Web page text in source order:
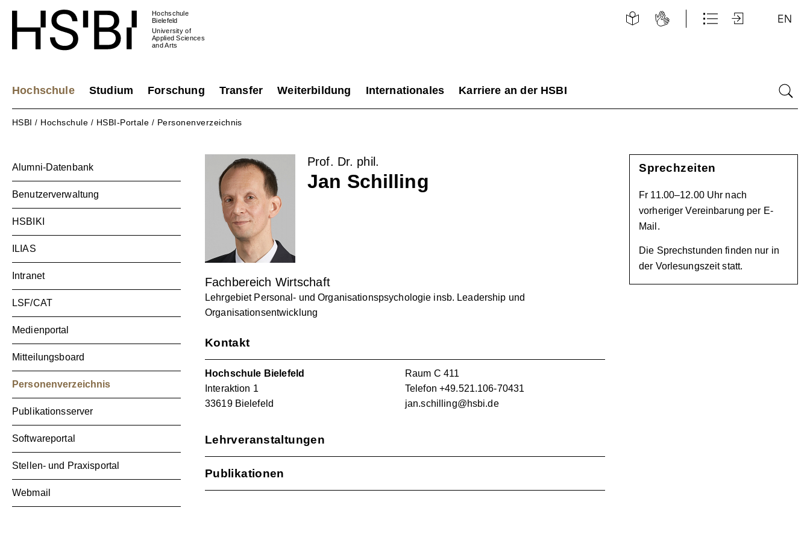
Hochschule
Bielefeld
University of
Applied Sciences
and Arts
Suche
Hochschule Studium Forschung Transfer Weiterbildung Internationales Karriere an der HSBI
HSBI / Hochschule / HSBI-Portale / Personenverzeichnis
Prof. Dr. phil.
Jan Schilling
Fachbereich Wirtschaft
Lehrgebiet Personal- und Organisationspsychologie insb. Leadership und
Organisationsentwicklung
Kontakt
Hochschule Bielefeld
Interaktion 1
33619 Bielefeld
Raum C 411
Telefon +49.521.106-70431
jan.schilling@hsbi.de
Lehrveranstaltungen
Publikationen
Alumni-Datenbank
Benutzerverwaltung
HSBIKI
ILIAS
Intranet
LSF/CAT
Medienportal
Mitteilungsboard
Personenverzeichnis
Publikationsserver
Softwareportal
Stellen- und Praxisportal
Webmail
Sprechzeiten
Fr 11.00–12.00 Uhr nach
vorheriger Vereinbarung per E-
Mail.
Die Sprechstunden finden nur in
der Vorlesungszeit statt.